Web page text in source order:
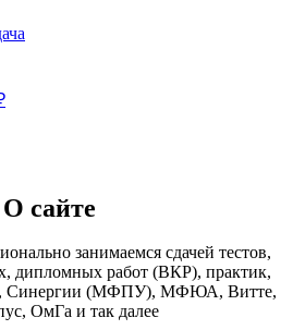
О сайте
занимаемся сдачей тестов,
дипломных работ (ВКР), практик,
Синергии (МФПУ), МФЮА, Витте,
ОмГа и так далее